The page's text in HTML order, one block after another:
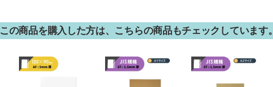
この商品を購入した方は、こちらの商品もチェックしています。